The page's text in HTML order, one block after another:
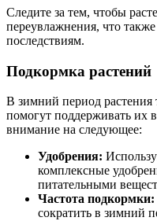
Следите за тем, чтобы
переувлажнения, что
последствиям.
Подкормка растений
В зимний период растения
помогут поддерживать их
внимание на следующее:
Удобрения:
комплексные
питательными
Частота подкормки:
сократить в зимний